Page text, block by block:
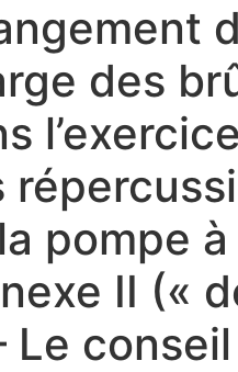
des
pompe
II («
Le